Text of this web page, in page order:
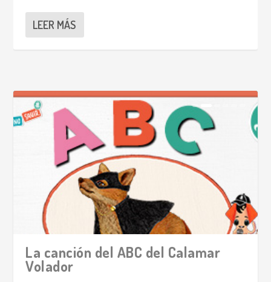
LEER MÁS
¡El reto del Calamar Volador!
La canción del ABC del Calamar
Volador